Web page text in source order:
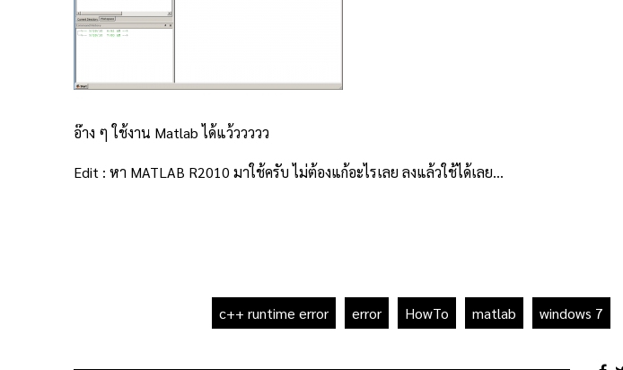
อ๊าง ๆ ใช้งาน Matlab ได้แว้ววววว
Edit : หา MATLAB R2010 มาใช้ครับ ไม่ต้องแก้อะไรเลย ลงแล้วใช้ได้เลย…
c++ runtime error error HowTo matlab windows 7